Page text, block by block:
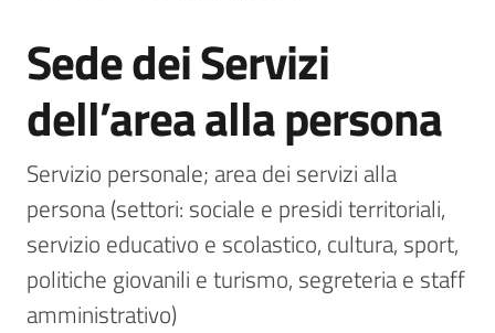
Amministrazione
Novità
Servizi
Vivere
Castello
d'Argile
Menu selezionato
Salta al contenuto
Sede dei Servizi
dell’area alla persona
Servizio personale; area dei servizi alla
persona (settori: sociale e presidi territoriali,
servizio educativo e scolastico, cultura, sport,
politiche giovanili e turismo, segreteria e staff
amministrativo)